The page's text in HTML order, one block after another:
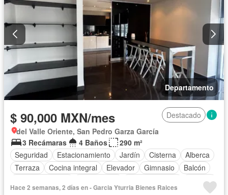
Departamento
$ 90,000 MXN/mes
Destacado
del Valle Oriente, San Pedro Garza García
3 Recámaras
4 Baños
290 m²
Seguridad
Estacionamiento Jardín Cisterna
Alberca
Terraza
Cocina integral Elevador Gimnasio
Balcón
Internet
Hace 2 semanas, 2 días en - Garci­a Yturria Bienes Rai­ces